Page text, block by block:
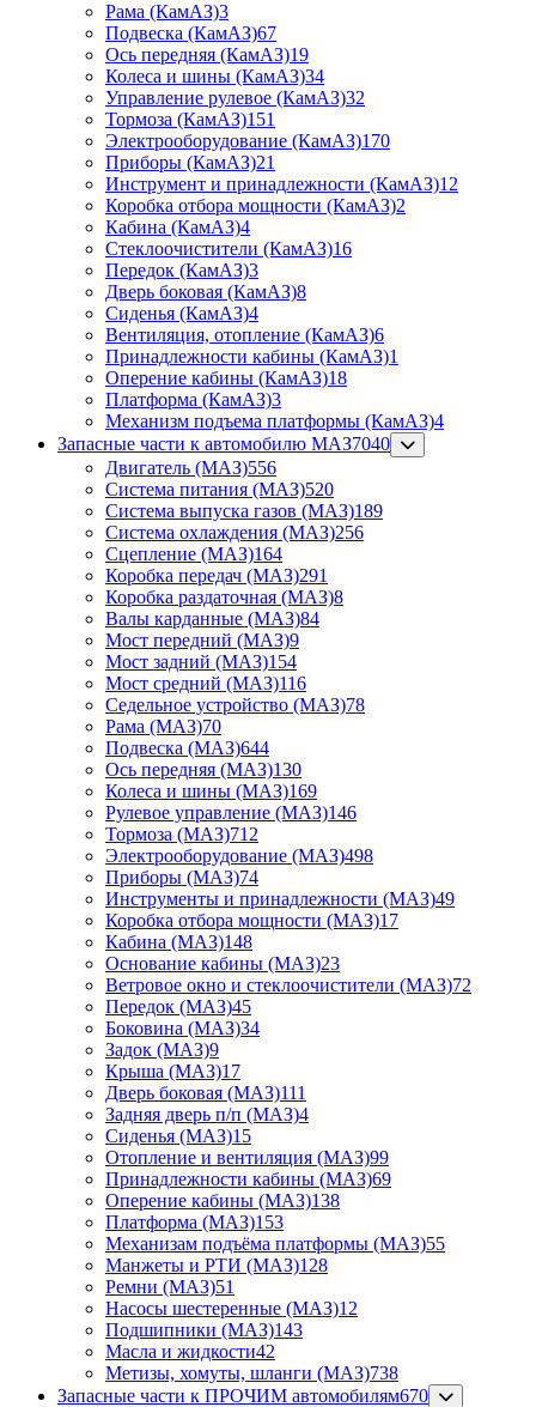
Рама (КамАЗ)3
Подвеска (КамАЗ)67
Ось передняя (КамАЗ)19
Колеса и шины (КамАЗ)34
Управление рулевое (КамАЗ)32
Тормоза (КамАЗ)151
Электрооборудование (КамАЗ)170
Приборы (КамАЗ)21
Инструмент и принадлежности (КамАЗ)12
Коробка отбора мощности (КамАЗ)2
Кабина (КамАЗ)4
Стеклоочистители (КамАЗ)16
Передок (КамАЗ)3
Дверь боковая (КамАЗ)8
Сиденья (КамАЗ)4
Вентиляция, отопление (КамАЗ)6
Принадлежности кабины (КамАЗ)1
Оперение кабины (КамАЗ)18
Платформа (КамАЗ)3
Механизм подъема платформы (КамАЗ)4
Запасные части к автомобилю МАЗ7040
Двигатель (МАЗ)556
Система питания (МАЗ)520
Система выпуска газов (МАЗ)189
Система охлаждения (МАЗ)256
Сцепление (МАЗ)164
Коробка передач (МАЗ)291
Коробка раздаточная (МАЗ)8
Валы карданные (МАЗ)84
Мост передний (МАЗ)9
Мост задний (МАЗ)154
Мост средний (МАЗ)116
Седельное устройство (МАЗ)78
Рама (МАЗ)70
Подвеска (МАЗ)644
Ось передняя (МАЗ)130
Колеса и шины (МАЗ)169
Рулевое управление (МАЗ)146
Тормоза (МАЗ)712
Электрооборудование (МАЗ)498
Приборы (МАЗ)74
Инструменты и принадлежности (МАЗ)49
Коробка отбора мощности (МАЗ)17
Кабина (МАЗ)148
Основание кабины (МАЗ)23
Ветровое окно и стеклоочистители (МАЗ)72
Передок (МАЗ)45
Боковина (МАЗ)34
Задок (МАЗ)9
Крыша (МАЗ)17
Дверь боковая (МАЗ)111
Задняя дверь п/п (МАЗ)4
Сиденья (МАЗ)15
Отопление и вентиляция (МАЗ)99
Принадлежности кабины (МАЗ)69
Оперение кабины (МАЗ)138
Платформа (МАЗ)153
Механизам подъёма платформы (МАЗ)55
Манжеты и РТИ (МАЗ)128
Ремни (МАЗ)51
Насосы шестеренные (МАЗ)12
Подшипники (МАЗ)143
Масла и жидкости42
Метизы, хомуты, шланги (МАЗ)738
Запасные части к ПРОЧИМ автомобилям670